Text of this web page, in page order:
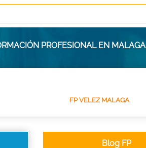
PROFESIONAL EN MALAGA
FP VELEZ MALAGA
Blog FP